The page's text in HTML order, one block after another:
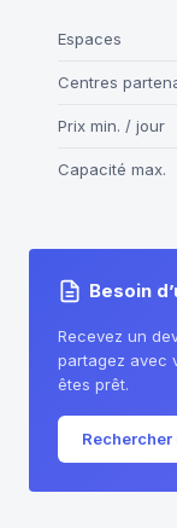
Espaces
Centres
Prix min. / jour
Capacité max.
Besoin
Recevez un
partagez avec
êtes prêt.
Rechercher